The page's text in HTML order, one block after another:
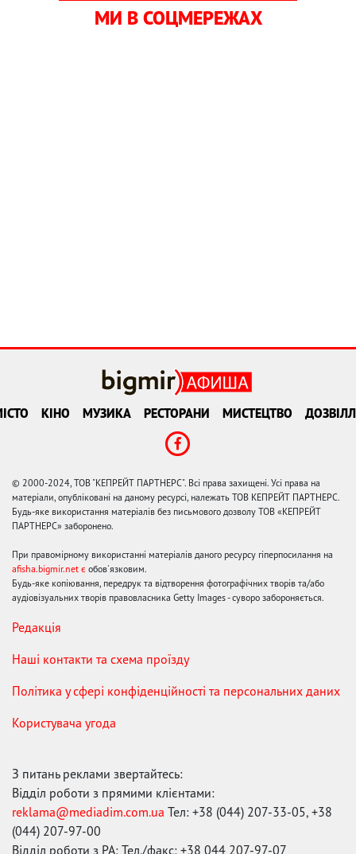
МИ В СОЦМЕРЕЖАХ
КІНО МУЗИКА РЕСТОРАНИ МИСТЕЦТВО
© 2000-2024, ТОВ "КЕПРЕЙТ ПАРТНЕРС". Всі права захищені. Усі права на
матеріали, опубліковані на даному ресурсі, належать ТОВ КЕПРЕЙТ ПАРТНЕРС.
Будь-яке використання матеріалів без письмового дозволу ТОВ «КЕПРЕЙТ
ПАРТНЕРС» заборонено.
При правомірному використанні матеріалів даного ресурсу гіперпосилання на
afisha.bigmir.net є обов'язковим.
Будь-яке копіювання, передрук та відтворення фотографічних творів та/або
аудіовізуальних творів правовласника Getty Images - суворо забороняється.
Редакція
Наші контакти та схема проїзду
Політика у сфері конфіденційності та персональних даних
Користувача угода
З питань реклами звертайтесь:
Відділ роботи з прямими клієнтами:
reklama@mediadim.com.ua Тел: +38 (044) 207-33-05, +38
(044) 207-97-00
Відділ роботи з РА: Тел./факс: +38 044 207-97-07